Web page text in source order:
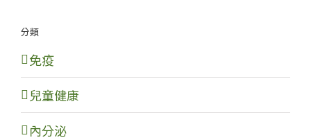
分類
免疫
兒童健康
內分泌